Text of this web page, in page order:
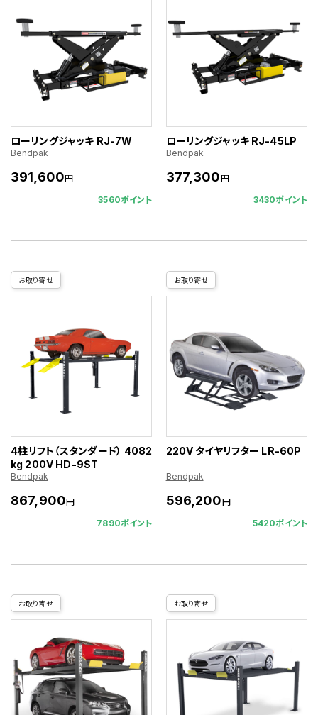
ローリングジャッキ RJ-7W
Bendpak
391,600円
3560ポイント
ローリングジャッキ RJ-45LP
Bendpak
377,300円
3430ポイント
お取り寄せ
4柱リフト（スタンダード） 4082
kg 200V HD-9ST
Bendpak
867,900円
7890ポイント
お取り寄せ
220V タイヤリフター LR-60P
Bendpak
596,200円
5420ポイント
お取り寄せ お取り寄せ